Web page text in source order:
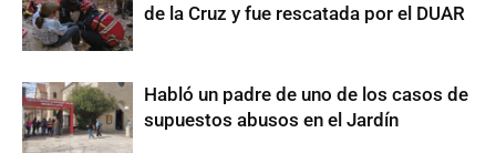
de la Cruz y fue rescatada por el DUAR
Habló un padre de uno de los casos de
supuestos abusos en el Jardín